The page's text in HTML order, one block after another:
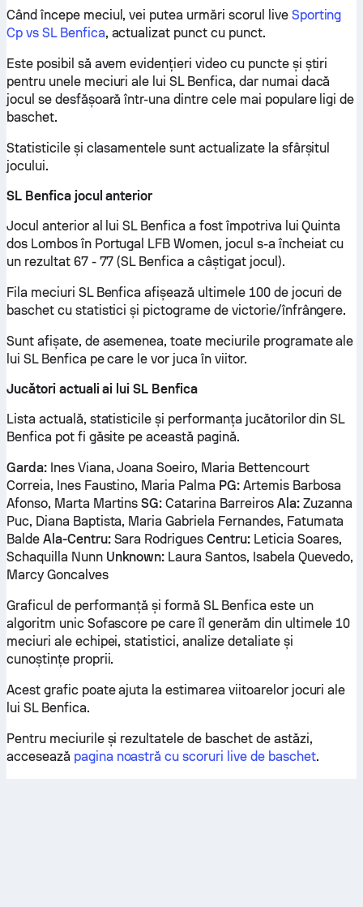
Când începe meciul, vei putea urmări scorul live Sporting
Cp vs SL Benfica, actualizat punct cu punct.
Este posibil să avem evidențieri video cu puncte și știri
pentru unele meciuri ale lui SL Benfica, dar numai dacă
jocul se desfășoară într-una dintre cele mai populare ligi de
baschet.
Statisticile și clasamentele sunt actualizate la sfârșitul
jocului.
SL Benfica jocul anterior
Jocul anterior al lui SL Benfica a fost împotriva lui Quinta
dos Lombos în Portugal LFB Women, jocul s-a încheiat cu
un rezultat 67 - 77 (SL Benfica a câștigat jocul).
Fila meciuri SL Benfica afișează ultimele 100 de jocuri de
baschet cu statistici și pictograme de victorie/înfrângere.
Sunt afișate, de asemenea, toate meciurile programate ale
lui SL Benfica pe care le vor juca în viitor.
Jucători actuali ai lui SL Benfica
Lista actuală, statisticile și performanța jucătorilor din SL
Benfica pot fi găsite pe această pagină.
Garda:Ines Viana, Joana Soeiro, Maria Bettencourt
Correia, Ines Faustino, Maria Palma PG:Artemis Barbosa
Afonso, Marta MartinsSG: Catarina Barreiros Ala:Zuzanna
Puc, Diana Baptista, Maria Gabriela Fernandes, Fatumata
Balde Ala-Centru:Sara RodriguesCentru:Leticia Soares,
Schaquilla Nunn Unknown: Laura Santos, Isabela Quevedo,
Marcy Goncalves
Graficul de performanță și formă SL Benfica este un
algoritm unic Sofascore pe care îl generăm din ultimele 10
meciuri ale echipei, statistici, analize detaliate și
cunoștințe proprii.
Acest grafic poate ajuta la estimarea viitoarelor jocuri ale
lui SL Benfica.
Pentru meciurile și rezultatele de baschet de astăzi,
accesează pagina noastră cu scoruri live de baschet.